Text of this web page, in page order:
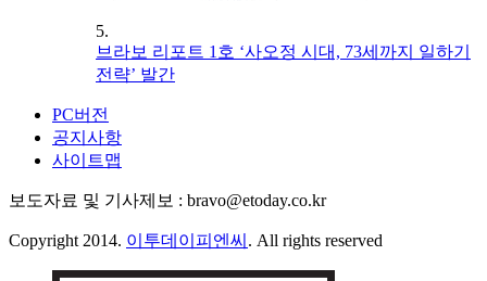
5.
브라보 리포트 1호 ‘사오정 시대, 73세까지 일하기
전략’ 발간
PC버전
공지사항
사이트맵
보도자료 및 기사제보 : bravo@etoday.co.kr
Copyright 2014. 이투데이피엔씨 . All rights reserved